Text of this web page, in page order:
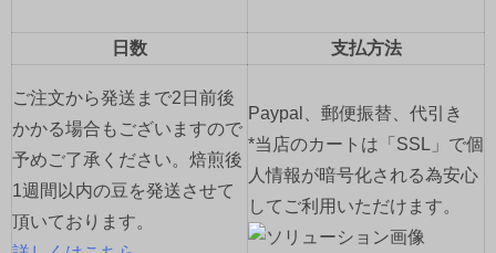
日数 支払方法
ご注文から発送まで2日前後
かかる場合もございますので
予めご了承ください。焙煎後
1週間以内の豆を発送させて
頂いております。
Paypal、郵便振替、代引き
*当店のカートは「SSL」で個
人情報が暗号化される為安心
してご利用いただけます。